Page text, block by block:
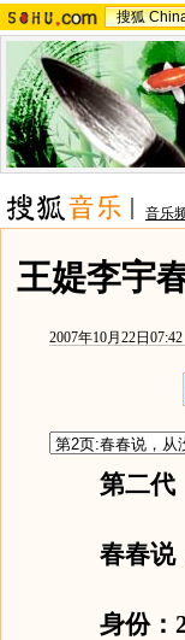
搜狐
音乐
王媞李宇
2007年10月22日07:42
第二代
春春说
身份：